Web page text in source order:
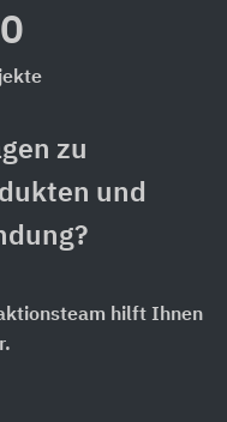
zu
und
hilft Ihnen